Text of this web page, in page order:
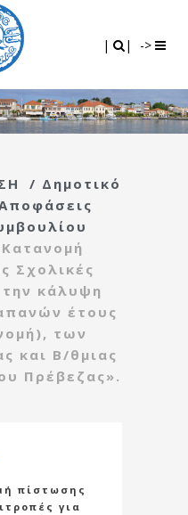
| | ->
/ Δημοτικό
Σχολικές
κάλυψη
έτους
των
και Β/θμιας
Πρέβεζας».
πίστωσης
για